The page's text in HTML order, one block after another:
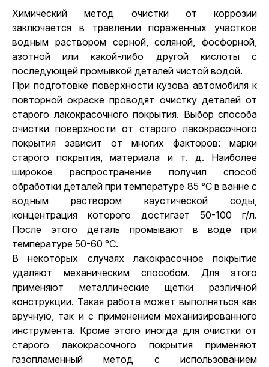
Химический метод очистки от коррозии
заключается в травлении пораженных участков
водным раствором серной, соляной, фосфорной,
азотной или какой-либо другой кислоты с
последующей промывкой деталей чистой водой.
При подготовке поверхности кузова автомобиля к
повторной окраске проводят очистку деталей от
старого лакокрасочного покрытия. Выбор способа
очистки поверхности от старого лакокрасочного
покрытия зависит от многих факторов: марки
старого покрытия, материала и т. д. Наиболее
широкое распространение получил способ
обработки деталей при температуре 85 °С в ванне с
водным раствором каустической соды,
концентрация которого достигает 50-100 г/л.
После этого деталь промывают в воде при
температуре 50-60 °С.
В некоторых случаях лакокрасочное покрытие
удаляют механическим способом. Для этого
применяют металлические щетки различной
конструкции. Такая работа может выполняться как
вручную, так и с применением механизированного
инструмента. Кроме этого иногда для очистки от
старого лакокрасочного покрытия применяют
газопламенный метод с использованием